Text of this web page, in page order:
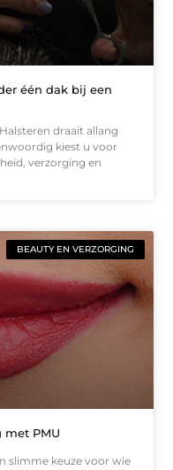
één dak bij een
draait allang
kiest u voor
verzorging en
BEAUTY EN VERZORGING
PMU
slimme keuze voor wie